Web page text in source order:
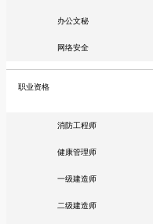
办公文秘
网络安全
职业资格
消防工程师
健康管理师
一级建造师
二级建造师